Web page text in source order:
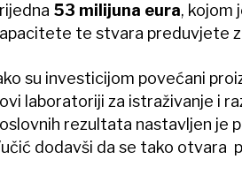
53 milijuna eura, kojom
te stvara preduvjete
su investicijom povećani
laboratoriji za istraživanje i
rezultata nastavljen je
dodavši da se tako otvara